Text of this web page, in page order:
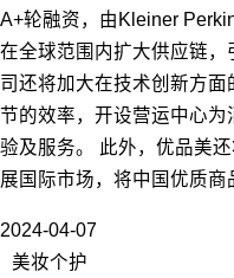
A+轮融资，由Kleiner
在全球范围内扩大供应链
司还将加大在技术创新方
节的效率，开设营运中心
验及服务。 此外，优品美
展国际市场，将中国优质商
2024-04-07
美妆个护